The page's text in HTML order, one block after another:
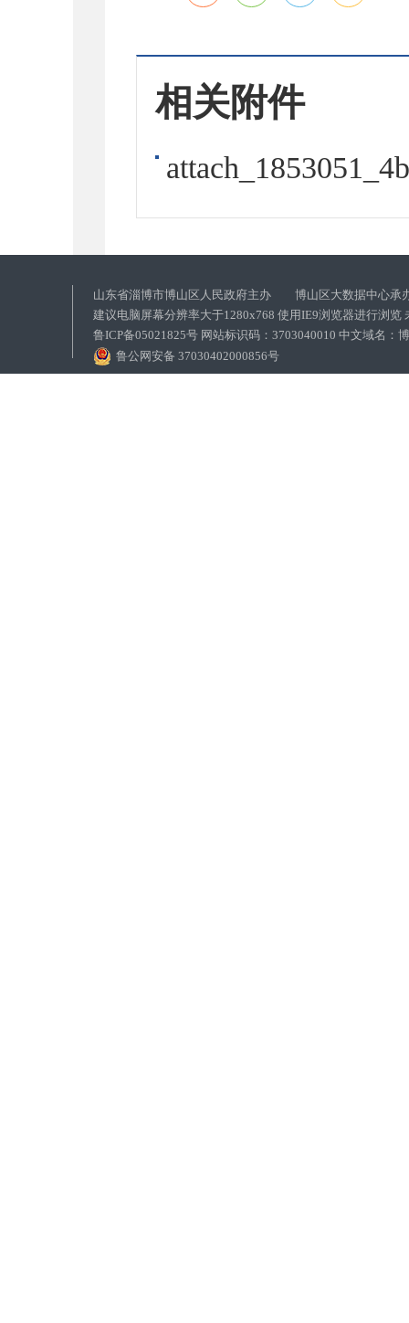
相关附件
山东省淄博市博山区人民政府主办 博山区大数据中心承
建议电脑屏幕分辨率大于1280x768 使用IE9浏览器进行浏览
鲁ICP备05021825号 网站标识码：3703040010 中文域名：
鲁公网安备 37030402000856号